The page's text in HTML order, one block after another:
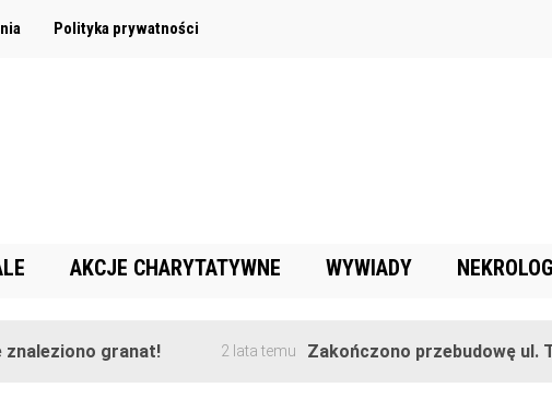
Polityka prywatności
AKCJE CHARYTATYWNE WYWIADY
granat! 2 lata temu Zakończono przebudowę ul.